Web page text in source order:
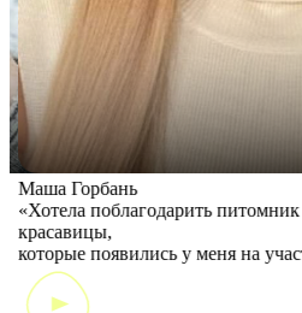
Маша Горбань
«Хотела поблагодарить
красавицы,
которые появились у меня на